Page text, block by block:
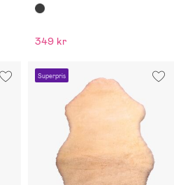
349 kr
Superpris